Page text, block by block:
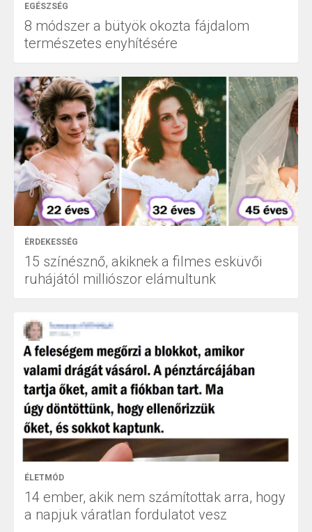
EGÉSZSÉG
8 módszer a bütyök okozta fájdalom
természetes enyhítésére
ÉRDEKESSÉG
15 színésznő, akiknek a filmes esküvői
ruhájától milliószor elámultunk
ÉLETMÓD
14 ember, akik nem számítottak arra, hogy
a napjuk váratlan fordulatot vesz